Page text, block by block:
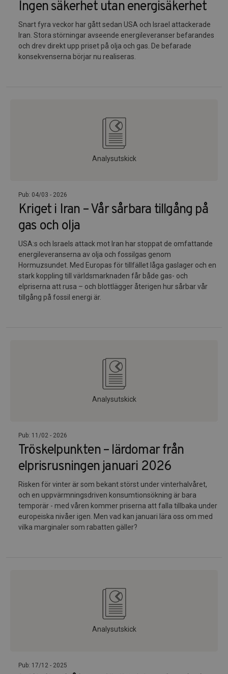
Ingen säkerhet utan energisäkerhet
Snart fyra veckor har gått sedan USA och Israel attackerade
Iran. Stora störningar avseende energileveranser befarandes
och drev direkt upp priset på olja och gas. De befarade
konsekvenserna börjar nu realiseras.
Analysutskick
Pub: 04/03 - 2026
Kriget i Iran – Vår sårbara tillgång på
gas och olja
USA:s och Israels attack mot Iran har stoppat de omfattande
energileveranserna av olja och fossilgas genom
Hormuzsundet. Med Europas för tillfället låga gaslager och en
stark koppling till världsmarknaden får både gas- och
elpriserna att rusa – och blottlägger återigen hur sårbar vår
tillgång på fossil energi är.
Analysutskick
Pub: 11/02 - 2026
Tröskelpunkten – lärdomar från
elprisrusningen januari 2026
Risken för vinter är som bekant störst under vinterhalvåret,
och en uppvärmningsdriven konsumtionsökning är bara
temporär - med våren kommer priserna att falla tillbaka under
europeiska nivåer igen. Men vad kan januari lära oss om med
vilka marginaler som rabatten gäller?
Analysutskick
Pub: 17/12 - 2025